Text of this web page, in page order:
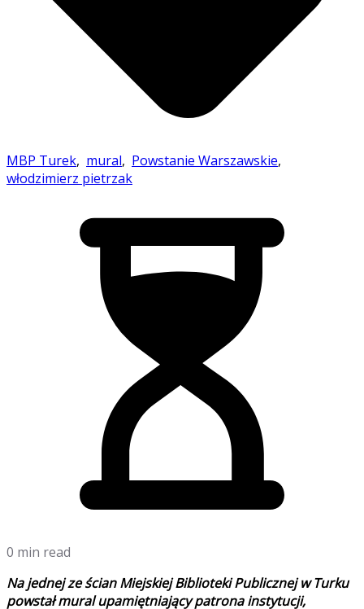
MBP Turek, mural, Powstanie Warszawskie,
włodzimierz pietrzak
0 min read
Na jednej ze ścian Miejskiej Biblioteki Publicznej w Turku
powstał mural upamiętniający patrona instytucji,